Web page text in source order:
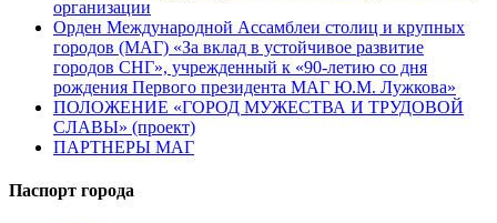
организации
Орден Международной Ассамблеи столиц и крупных
городов (МАГ) «За вклад в устойчивое развитие
городов СНГ», учрежденный к «90-летию со дня
рождения Первого президента МАГ Ю.М. Лужкова»
ПОЛОЖЕНИЕ «ГОРОД МУЖЕСТВА И ТРУДОВОЙ
СЛАВЫ» (проект)
ПАРТНЕРЫ МАГ
Паспорт города